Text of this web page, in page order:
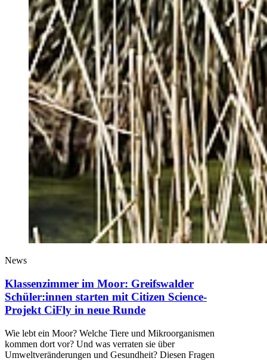
News
Klassenzimmer im Moor: Greifswalder
Schüler:innen starten mit Citizen Science-
Projekt CiFly in neue Runde
Wie lebt ein Moor? Welche Tiere und Mikroorganismen
kommen dort vor? Und was verraten sie über
Umweltveränderungen und Gesundheit? Diesen Fragen